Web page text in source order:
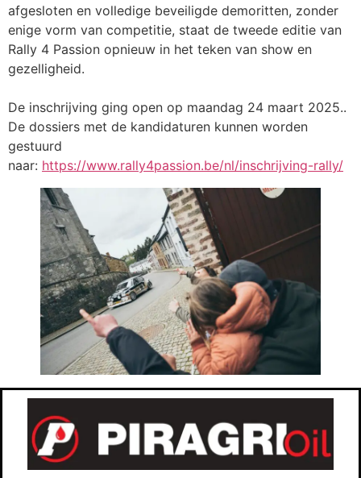
afgesloten en volledige beveiligde demoritten, zonder
enige vorm van competitie, staat de tweede editie van
Rally 4 Passion opnieuw in het teken van show en
gezelligheid.
De inschrijving ging open op maandag 24 maart 2025..
De dossiers met de kandidaturen kunnen worden
gestuurd
naar: https://www.rally4passion.be/nl/inschrijving-rally/